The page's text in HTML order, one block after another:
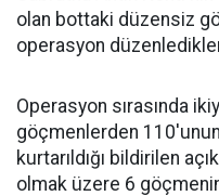
olan bottaki düzensiz
operasyon
Operasyon sırasında
göçmenlerden
kurtarıldığı bildirilen
olmak üzere 6